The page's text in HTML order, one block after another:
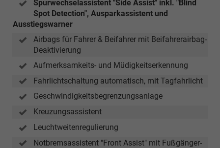
Spurwechselassistent "Side Assist" inkl. "Blind
Spot Detection", Ausparkassistent und
Ausstiegswarner
Airbags für Fahrer & Beifahrer mit Beifahrerairbag-
Deaktivierung
Aufmerksamkeits- und Müdigkeitserkennung
Fahrlichtschaltung automatisch, mit Tagfahrlicht
Geschwindigkeitsbegrenzungsanlage
Kreuzungsassistent
Leuchtweitenregulierung
Notbremsassistent "Front Assist" mit Fußgänger-